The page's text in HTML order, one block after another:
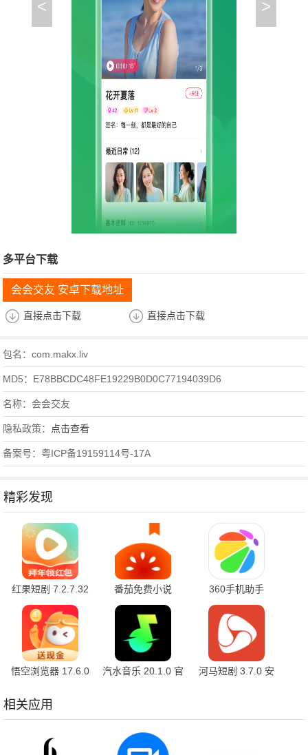
< >
多平台下载
会会交友 安卓下载地址
直接点击下载 直接点击下载
包名：com.makx.liv
MD5：E78BBCDC48FE19229B0D0C77194039D6
名称：会会交友
隐私政策： 点击查看
备案号：粤ICP备19159114号-17A
精彩发现
红果短剧 7.2.7.32
官方版
番茄免费小说
7.2.7.32 安卓版
360手机助手
10.2.2 官方版
悟空浏览器 17.6.0
汽水音乐 20.1.0 官
河马短剧 3.7.0 安
相关应用